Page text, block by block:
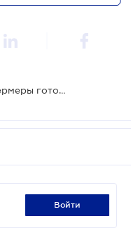
На следующей неделе польские фермеры готовятся заблокировать все пункты пропуска на границе с Украиной
войти